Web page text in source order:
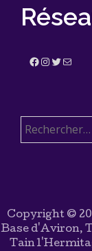
Facebook InstagramTwitter E-mail
Copyright ©
Base d'Aviron,
Tain